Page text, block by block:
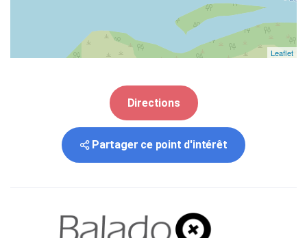
Leaflet
Directions
Partager ce point d'intérêt